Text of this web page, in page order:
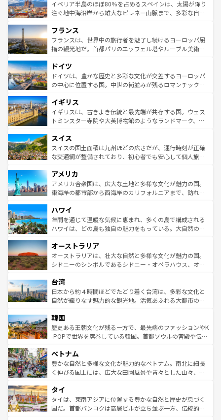
景など、自然景観も見逃せない。観光の合間には、本場の
ピザやパスタなど、絶品のイタリア料理を堪能することも
ませてくれるイタリアで、忘れられない旅をしてみよう！
なお、新着のイタリア情報はコンテンツ一覧 を参照してほ
しい。
イベリア半島のほぼ80％を占めるスペインは、太陽が降り
注ぐ地中海沿岸から雄大なピレネー山脈まで、多彩な自然
文化が根付くこの国では、情熱的なフラメンコ、熱気あふ
れる闘牛、そして美味しいタパスが生活の一部となってい
る。首都マドリードの洗練された雰囲気や、バルセロナの
の城塞都市、穏やかなビーチリゾートまで多彩な表情を見
せる。地方によって風土や気候が異なるスペインはその個
性で訪れる人を魅了する。 なお、新着のスペイン情報はコ
フランス
フランスは、世界中の旅行者を魅了し続けるヨーロッパ屈
指の観光地だ。首都パリのエッフェル塔やルーブル美術館
で、幅広い魅力が詰まっている。華麗な宮殿、歴史的な大
聖堂、美しいビーチ、そして豊かな自然が、訪れる者を心
から魅了する。また、フランスは美食の国としても知ら
いる。シャンパンの発祥地であるランス、プロヴァンスの
香り高いラベンダー畑など、多彩な楽しみ方が可能だ。さ
らに、パリ以外の地域にも魅力が溢れており、どの街角に
れる地方に足を運ぶとそれぞれで全く異なる文化を体験で
きるだろう。 なお、新着のフランス情報はコンテンツ一覧
を参照してほしい。
ドイツ
ドイツは、豊かな歴史と多彩な文化が交差するヨーロッパ
の中心に位置する国。中世の街並みが残るロマンチック街
顔を持つこの国は、どこを歩いても飽きることがない。ベ
ルリンの文化的活気、バイエルン州のアルプスの絶景、そ
してライン川沿いのワイン畑といった風景は必見。ビール
は、お酒好きな人にはぜひ体験してほしい。 なお、新着の
ドイツ情報はコンテンツ一覧を参照してほしい。
イギリス
イギリスは、古きよき伝統と最先端が共存する国。ウェス
トミンスター寺院や大英博物館のようなランドマーク、歴
リアごとに異なる魅力がある。また、優雅なアフタヌーン
ティー、ビール好きにはたまらない英国パブ、サッカー観
戦など、本場だからこそできる体験も豊富。イギリスを旅
ンツ一覧を参照してほしい。
スイス
スイスの国土面積は九州ほどの広さだが、運行時刻が正確
な交通網が整備されており、初心者でも安心して個人旅行
の建物がそのまま残る町や、スイスならではのユニークな
博物館もあり、アルプス観光だけでなく町歩きも満喫する
ことができる。国民の所得が高いため物価も高いが、旅行
ば市内交通費無料で観光を楽しむこともできる。 なお、新
着のスイス情報はコンテンツ一覧 を参照してほしい。
アメリカ
アメリカ合衆国は、広大な土地と多様な文化が魅力の国。
東海岸の都市部から西海岸のカリフォルニアまで、訪れる
のような巨大都市は、観光、ショッピング、エンターテイ
ンメントが詰まった刺激的なスポットだ。一方、アメリカ
西部には大自然が広がり、グランドキャニオンやイエロー
部のニューオーリンズでは、音楽と美食が融合した独特の
文化が魅力。旅行者はアメリカの各地域で異なる魅力を楽
しみながら、その多様性と豊かな歴史を感じることができ
ならではの贅沢な旅のスタイルだ。 なお、新着のアメリカ
情報はコンテンツ一覧を参照してほしい。
ハワイ
年間を通じて温暖な気候に恵まれ、多くの島で構成される
ハワイは、どの島も独自の魅力をもっている。大自然の神
ワイ島は見逃せない。また、定番の観光地といえばオアフ
島だが、静かな自然を求めるならマウイ島やカウアイ島が
おすすめ。エメラルドグリーンに輝く海をはじめ、豊かな
れるおもてなしの心で訪れる人々を迎えてくれるハワイの
人々、おいしいローカルフードやハワイアンミュージッ
ク、伝統的なフラダンスなど、すべてがハワイの魅力を彩
ワイを、存分に味わってほしい。 なお、新着のハワイ情報
はコンテンツ一覧を参照してほしい。
オーストラリア
オーストラリアは、壮大な自然と多様な文化が魅力の国。
シドニーのシンボルであるシドニー・オペラハウス、オー
リアリーフや大陸中央部にそびえるウルル（エアーズロッ
ク）、タスマニアの美しい原生林やケアンズの熱帯雨林な
ど、見どころがたくさん。また、カフェやワイン、オージ
いる。アクティビティも充実しており、サーフィンやダイ
ビング、ハイキングなど、アウトドア好きにはたまらな
い。オーストラリアの多彩な魅力を存分に味わいつくそ
参照してほしい。
台湾
日本から約４時間ほどでたどり着く台湾は、多彩な文化と
自然が織りなす魅力的な観光地。活気あふれる大都市の台
ン）、静ひつな山岳地帯である台湾東部など、都市の喧騒
と山間の静けさが共存しており、訪れる人に新しい発見と
驚きをもたらしてくれる。また、奥深い台湾の食文化も魅
容にもいいと評判のスイーツなど、バラエティ豊かな料理
が味わえる。 なお、新着の台湾情報は コンテンツ一覧を参
照してほしい。
韓国
歴史ある王朝文化が残る一方で、最先端のファッションやK
-POPで世界を席巻している韓国。首都ソウルの宮殿や伝統
き、地方に足を延ばせば四季折々の自然美を楽しむことが
できる。そして、キムチや焼肉、絶品のストリートフード
まで、さまざまな韓国料理が待っている。夜には、韓国な
リティに包まれながら、韓国の多彩な魅力を心ゆくまで味
わってみてほしい。 なお、新着の韓国情報はコンテンツ一
覧を参照してほしい。
ベトナム
豊かな自然と多様な文化が魅力的なベトナム。南北に細長
く伸びる国土には、広大な田園風景や青々とした山々、世
急速な発展と共に伝統が息づく。ハノイの古い町並みやホ
ーチミン市のフランス統治時代の建物も、独特の雰囲気を
醸し出している。また、バラエティの豊かさとおいしさで
タイ
タイは、東南アジアに位置する豊かな自然と歴史が息づく
国だ。首都バンコクは高層ビルが立ち並ぶ一方、伝統的な